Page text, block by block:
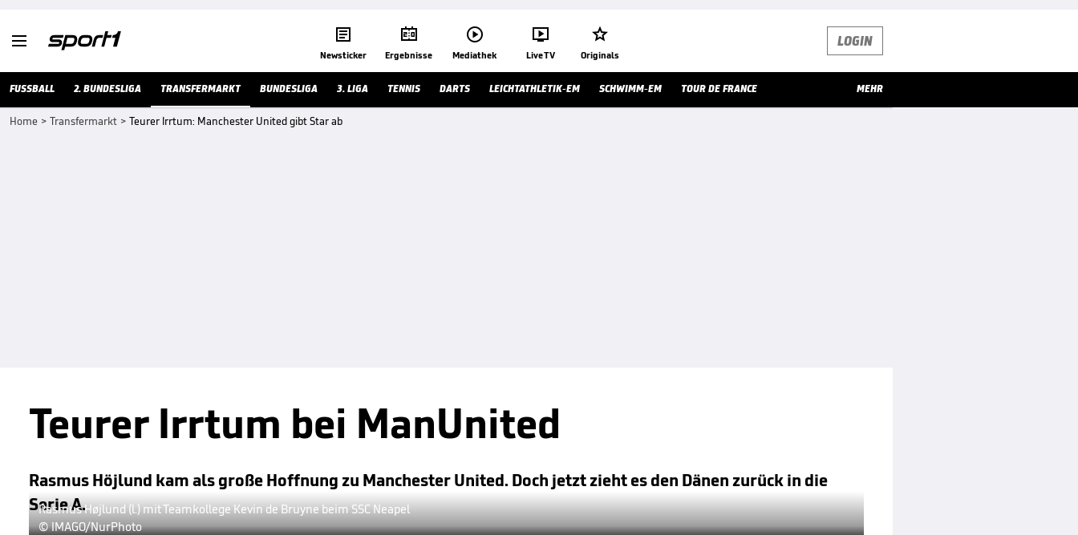
 
Newsticker

Ergebnisse

Mediathek

Live TV

Originals
LOGIN
FUSSBALL 2. BUNDESLIGA TRANSFERMARKT BUNDESLIGA 3. LIGA TENNIS DARTS LEICHTATHLETIK-EM SCHWIMM-EM TOUR DE FRANCE MEHR
Home > Transfermarkt > Teurer Irrtum: Manchester United gibt Star ab
Teurer Irrtum bei ManUnited
Rasmus Höjlund kam als große Hoffnung zu Manchester United. Doch jetzt zieht es den Dänen zurück in die
Serie A.
Rasmus Højlund (l.) mit Teamkollege Kevin de Bruyne beim SSC Neapel
© IMAGO/NurPhoto